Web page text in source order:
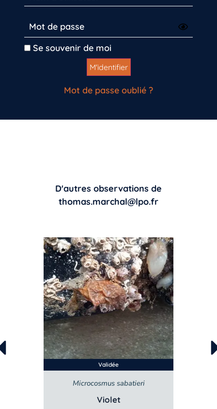
Se souvenir de moi
Mot de passe oublié ?
D'autres observations de
thomas.marchal@lpo.fr
Validée
Microcosmus sabatieri
Violet